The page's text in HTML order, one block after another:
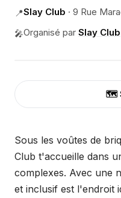
📍Slay Club · 9 Rue
🎤Organisé par Slay Club
🗺️
Sous les voûtes de
Club t'accueille dans
complexes. Avec une
et inclusif est l'endroit